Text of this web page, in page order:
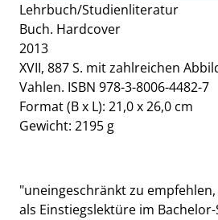
Lehrbuch/Studienliteratur
Buch. Hardcover
2013
XVII, 887 S. mit zahlreichen
Vahlen. ISBN 978-3-8006-4482-7
Format (B x L): 21,0 x 26,0 cm
Gewicht: 2195 g
"uneingeschränkt zu
als Einstiegslektüre im